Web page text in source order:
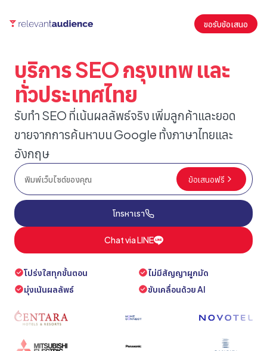
ขอรับข้อเสนอ
บริการ SEO กรุงเทพ และ
ทั่วประเทศไทย
รับทำ SEO ที่เน้นผลลัพธ์จริง เพิ่มลูกค้าและยอด
ขายจากการค้นหาบน Google ทั้งภาษาไทยและ
อังกฤษ
ข้อเสนอฟรี
โทรหาเรา
Chat via LINE
โปร่งใสทุกขั้นตอน
ไม่มีสัญญาผูกมัด
มุ่งเน้นผลลัพธ์
ขับเคลื่อนด้วย AI